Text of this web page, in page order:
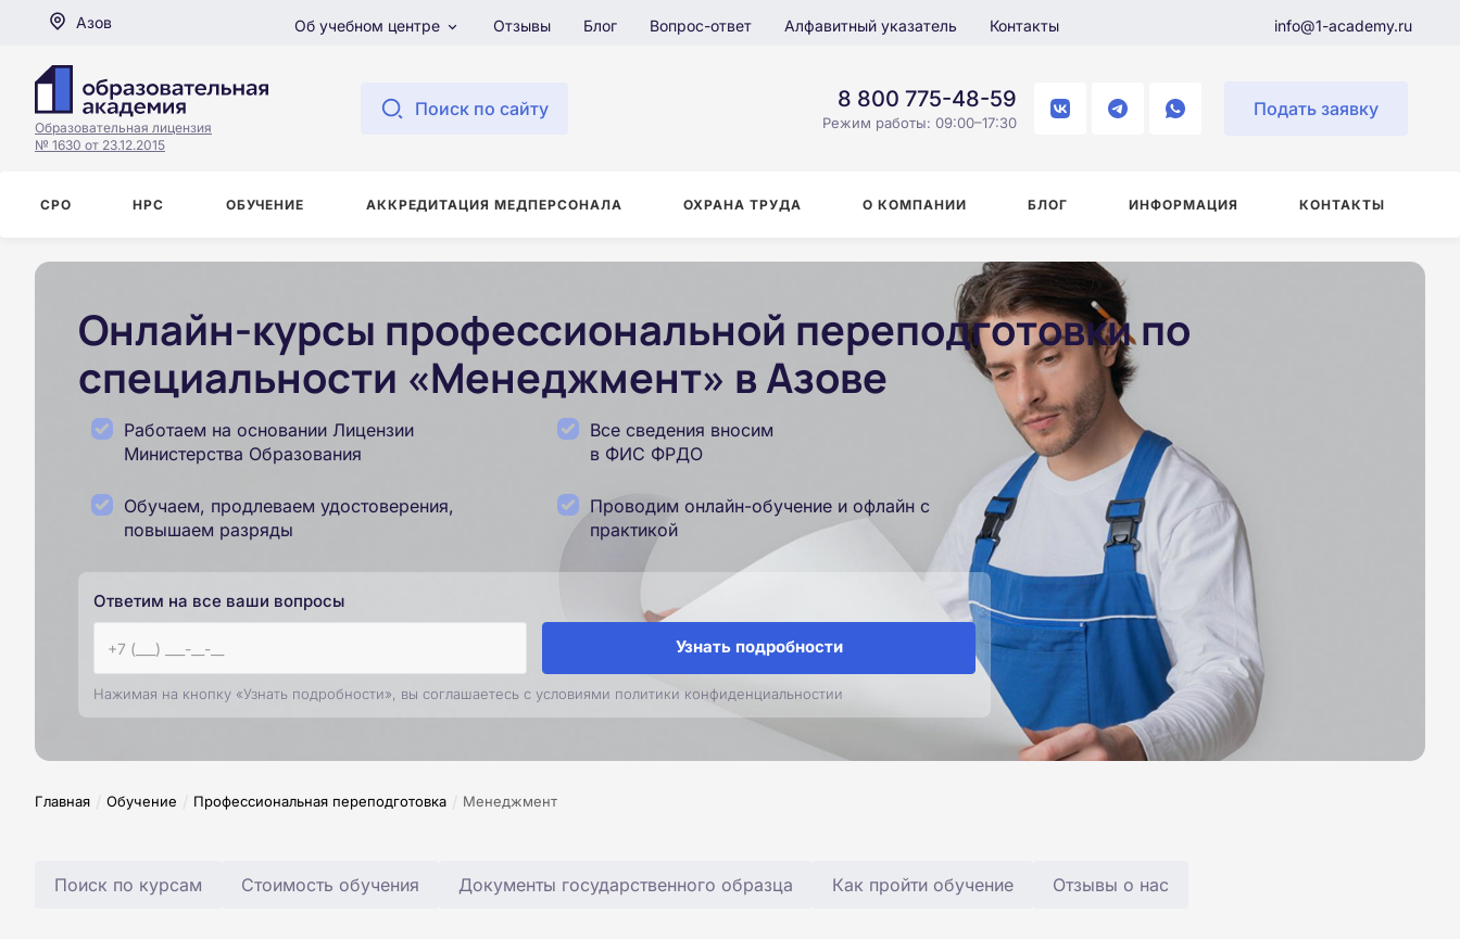
Азов Об учебном центре Отзывы Блог Вопрос-ответ Алфавитный указатель Контакты info@1-academy.ru
Образовательная лицензия
№ 1630 от 23.12.2015
Поиск по сайту 8 800 775-48-59
Режим работы: 09:00–17:30
Подать заявку
СРО НРС ОБУЧЕНИЕ АККРЕДИТАЦИЯ МЕДПЕРСОНАЛА ОХРАНА ТРУДА О КОМПАНИИ БЛОГ ИНФОРМАЦИЯ КОНТАКТЫ
Онлайн-курсы профессиональной переподготовки по
специальности «Менеджмент» в Азове
Работаем на основании Лицензии
Министерства Образования
Все сведения вносим
в ФИС ФРДО
Обучаем, продлеваем удостоверения,
повышаем разряды
Проводим онлайн-обучение и офлайн с
практикой
Ответим на все ваши вопросы
Узнать подробности
Нажимая на кнопку «Узнать подробности», вы соглашаетесь с условиями политики конфиденциальностии
Главная / Обучение / Профессиональная переподготовка / Менеджмент
Поиск по курсам Стоимость обучения Документы государственного образца Как пройти обучение Отзывы о нас